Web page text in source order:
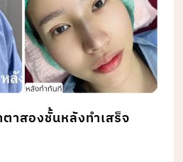
าสองชั้นหลังทำเสร็จ